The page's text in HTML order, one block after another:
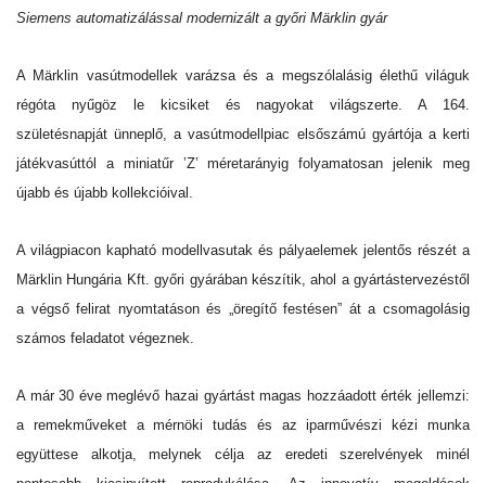
Siemens automatizálással modernizált a győri Märklin gyár
A Märklin vasútmodellek varázsa és a megszólalásig élethű világuk
régóta nyűgöz le kicsiket és nagyokat világszerte. A 164.
születésnapját ünneplő, a vasútmodellpiac elsőszámú gyártója a kerti
játékvasúttól a miniatűr ’Z’ méretarányig folyamatosan jelenik meg
újabb és újabb kollekcióival.
A világpiacon kapható modellvasutak és pályaelemek jelentős részét a
Märklin Hungária Kft. győri gyárában készítik, ahol a gyártástervezéstől
a végső felirat nyomtatáson és „öregítő festésen” át a csomagolásig
számos feladatot végeznek.
A már 30 éve meglévő hazai gyártást magas hozzáadott érték jellemzi:
a remekműveket a mérnöki tudás és az iparművészi kézi munka
együttese alkotja, melynek célja az eredeti szerelvények minél